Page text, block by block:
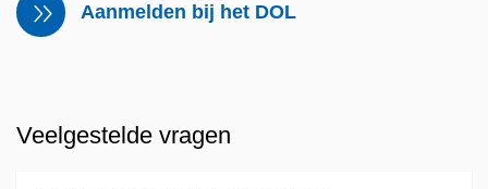
Aanmelden bij het DOL
Veelgestelde vragen